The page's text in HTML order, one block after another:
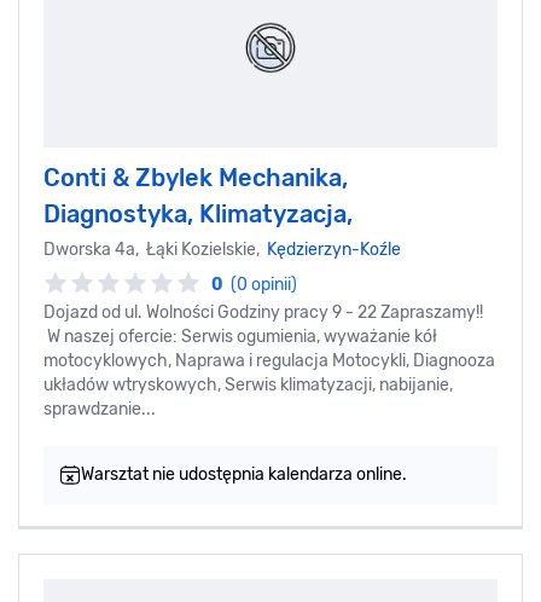
Conti & Zbylek Mechanika,
Diagnostyka, Klimatyzacja,
Dworska 4a, Łąki Kozielskie, Kędzierzyn-Koźle
0 (0 opinii)
Dojazd od ul. Wolności Godziny pracy 9 - 22 Zapraszamy!!
W naszej ofercie: Serwis ogumienia, wyważanie kół
motocyklowych, Naprawa i regulacja Motocykli, Diagnooza
układów wtryskowych, Serwis klimatyzacji, nabijanie,
sprawdzanie...
Warsztat nie udostępnia kalendarza online.